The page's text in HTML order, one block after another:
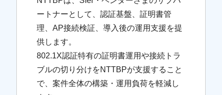
ートナーとして、認証基盤、証明書管
理、AP接続検証、導入後の運用支援を提
供します。
802.1X認証特有の証明書運用や接続トラ
ブルの切り分けをNTTBPが支援すること
で、案件全体の構築・運用負荷を軽減し